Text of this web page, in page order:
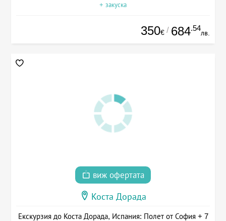
+ закуска
350€ / 684.54
лв.
виж офертата
Коста Дорада
Екскурзия до Коста Дорада, Испания: Полет от София + 7